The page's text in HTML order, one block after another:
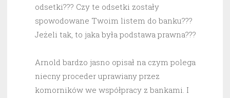
odsetki??? Czy te odsetki zostały
spowodowane Twoim listem do banku???
Jeżeli tak, to jaka była podstawa prawna???
Arnold bardzo jasno opisał na czym polega
niecny proceder uprawiany przez
komorników we współpracy z bankami. I